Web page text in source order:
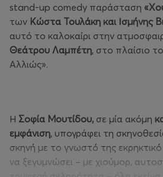
stand-up comedy παράσταση
των Κώστα Τουλάκη και Ισμήνης
αυτό το καλοκαίρι στην
Θεάτρου Λαμπέτη, στο πλαίσιο
Αλλιώς».
Η Σοφία Μουτίδου, σε μία ακόμη
εμφάνιση, υπογράφει τη
σκηνή με το γνωστό της
να ξεγυμνώσει – με χιούμορ,